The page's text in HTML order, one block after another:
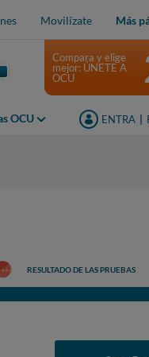
Movilízate Más
OCU ENTRA
Compara y elige
mejor: ÚNETE A
OCU
RESULTADO DE LAS PRUEBAS